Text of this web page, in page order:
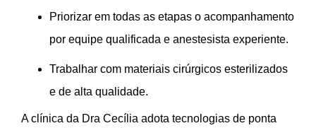
Priorizar em todas as etapas o acompanhamento
por equipe qualificada e anestesista experiente.
Trabalhar com materiais cirúrgicos esterilizados
e de alta qualidade.
A clínica da Dra Cecília adota tecnologias de ponta